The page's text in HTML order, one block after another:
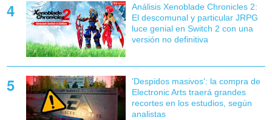
Análisis Xenoblade Chronicles 2:
El descomunal y particular JRPG
luce genial en Switch 2 con una
versión no definitiva
'Despidos masivos': la compra de
Electronic Arts traerá grandes
recortes en los estudios, según
analistas